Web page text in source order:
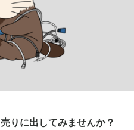
売りに出してみませんか？